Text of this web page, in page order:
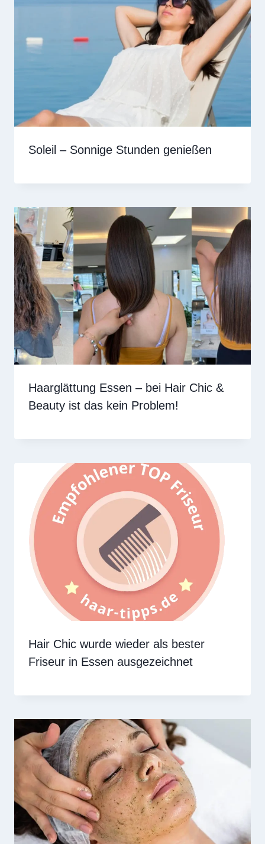
Soleil – Sonnige Stunden genießen
Haarglättung Essen – bei Hair Chic &
Beauty ist das kein Problem!
Hair Chic wurde wieder als bester
Friseur in Essen ausgezeichnet